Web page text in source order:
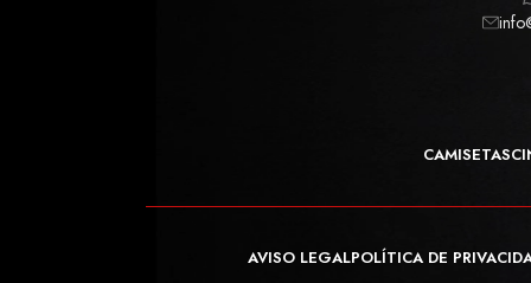
CAMISETAS
AVISO LEGALPOLÍTICA DE